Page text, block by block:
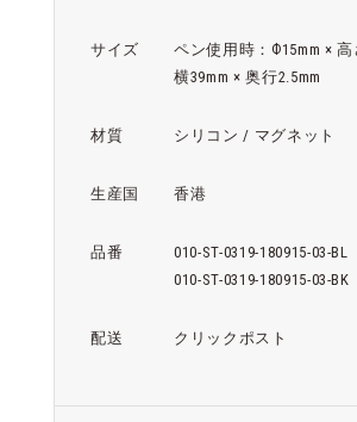
サイズ
ペン使用時：Ф15mm ×
横39mm × 奥行2.5mm
材質 シリコン / マグネット
生産国 香港
品番 010-ST-0319-180915-03-BL
010-ST-0319-180915-03-BK
配送 クリックポスト